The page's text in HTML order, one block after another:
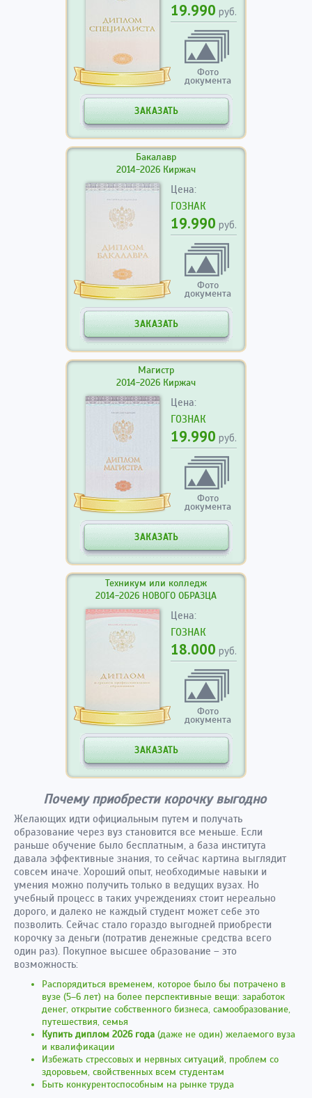
19.990 руб.
Фото
документа
ЗАКАЗАТЬ
Бакалавр
2014-2026 Киржач
Цена:
ГОЗНАК
19.990 руб.
Фото
документа
ЗАКАЗАТЬ
Магистр
2014-2026 Киржач
Цена:
ГОЗНАК
19.990 руб.
Фото
документа
ЗАКАЗАТЬ
Техникум или колледж
2014-2026 НОВОГО ОБРАЗЦА
Цена:
ГОЗНАК
18.000 руб.
Фото
документа
ЗАКАЗАТЬ
Почему приобрести корочку выгодно
Желающих идти официальным путем и получать
образование через вуз становится все меньше. Если
раньше обучение было бесплатным, а база института
давала эффективные знания, то сейчас картина выглядит
совсем иначе. Хороший опыт, необходимые навыки и
умения можно получить только в ведущих вузах. Но
учебный процесс в таких учреждениях стоит нереально
дорого, и далеко не каждый студент может себе это
позволить. Сейчас стало гораздо выгодней приобрести
корочку за деньги (потратив денежные средства всего
один раз). Покупное высшее образование – это
возможность:
Распорядиться временем, которое было бы потрачено в
вузе (5–6 лет) на более перспективные вещи: заработок
денег, открытие собственного бизнеса, самообразование,
путешествия, семья
Купить диплом 2026 года (даже не один) желаемого вуза
и квалификации
Избежать стрессовых и нервных ситуаций, проблем со
здоровьем, свойственных всем студентам
Быть конкурентоспособным на рынке труда